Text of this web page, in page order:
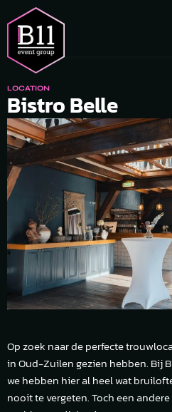
LOCATION
Bistro Belle
Op zoek naar de perfecte
in Oud-Zuilen gezien hebben. Bij
we hebben hier al heel wat
nooit te vergeten. Toch een